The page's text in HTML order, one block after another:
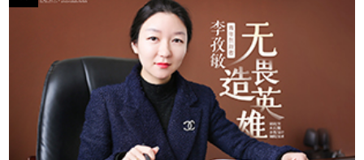
[进入专题]
专访丨豆捞坊潮汕牛肉火锅创始人苑嘉益——击破命运的
突围者